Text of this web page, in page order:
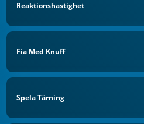
Reaktionshastighet
Fia Med Knuff
Spela Tärning